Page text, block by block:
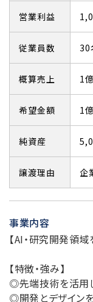
営業利益
従業員数 30
概算売上 1
希望金額 1
純資産
譲渡理由 企
事業内容
【AI・研究開発領
【特徴・強み】
◎先端技術を活用
◎開発とデザイン